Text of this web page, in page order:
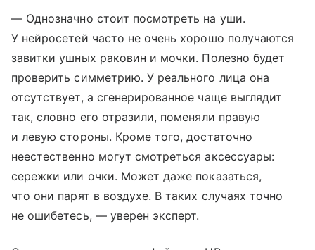
— Однозначно стоит посмотреть на уши.
У нейросетей часто не очень хорошо получаются
завитки ушных раковин и мочки. Полезно будет
проверить симметрию. У реального лица она
отсутствует, а сгенерированное чаще выглядит
так, словно его отразили, поменяли правую
и левую стороны. Кроме того, достаточно
неестественно могут смотреться аксессуары:
сережки или очки. Может даже показаться,
что они парят в воздухе. В таких случаях точно
не ошибетесь, — уверен эксперт.